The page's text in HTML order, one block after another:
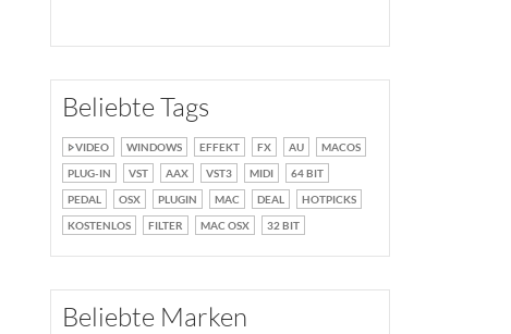
Beliebte Tags
VIDEO WINDOWS EFFEKT FX AU
MACOS
PLUG-IN
VST AAX VST3 MIDI
64 BIT
PEDAL
OSX PLUGIN MAC DEAL
HOTPICKS
KOSTENLOS
FILTER MAC OSX 32 BIT
Beliebte Marken